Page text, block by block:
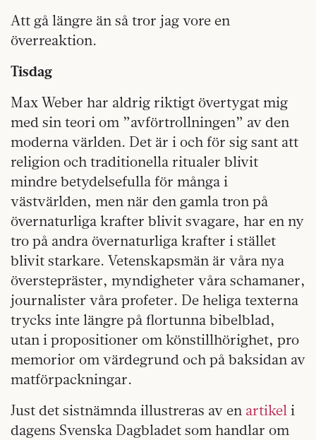
Att gå längre än så tror jag vore en
överreaktion.
Tisdag
Max Weber har aldrig riktigt övertygat mig
med sin teori om ”avförtrollningen” av den
moderna världen. Det är i och för sig sant att
religion och traditionella ritualer blivit
mindre betydelsefulla för många i
västvärlden, men när den gamla tron på
övernaturliga krafter blivit svagare, har en ny
tro på andra övernaturliga krafter i stället
blivit starkare. Vetenskapsmän är våra nya
överstepräster, myndigheter våra schamaner,
journalister våra profeter. De heliga texterna
trycks inte längre på flortunna bibelblad,
utan i propositioner om könstillhörighet, pro
memorior om värdegrund och på baksidan av
matförpackningar.
Just det sistnämnda illustreras av en artikel i
dagens Svenska Dagbladet som handlar om